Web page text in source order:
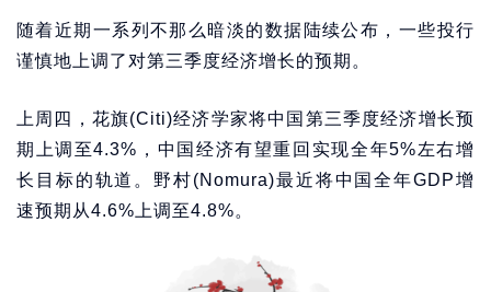
随着近期一系列不那么暗淡的数据陆续公布，一些投行
谨慎地上调了对第三季度经济增长的预期。
上周四，花旗(Citi)经济学家将中国第三季度经济增长预
期上调至4.3%，中国经济有望重回实现全年5%左右增
长目标的轨道。野村(Nomura)最近将中国全年GDP增
速预期从4.6%上调至4.8%。